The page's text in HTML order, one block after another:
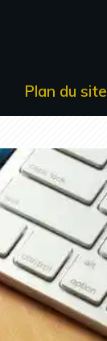
Plan du site